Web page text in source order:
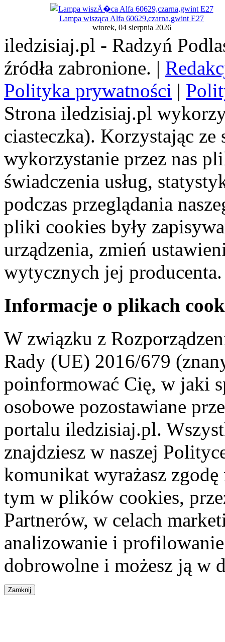
Lampa wisząca Alfa 60629,czarna,gwint E27
wtorek, 04 sierpnia 2026
iledzisiaj.pl - Radzyń
źródła zabronione. |
Polityka prywatności |
Strona iledzisiaj.pl
ciasteczka). Korzystając
wykorzystanie przez nas
świadczenia usług,
podczas przeglądania
pliki cookies były
urządzenia, zmień
wytycznych jej producenta.
Informacje o plikach
W związku z
Rady (UE) 2016/679
poinformować Cię, w jaki
osobowe pozostawiane
portalu iledzisiaj.pl.
znajdziesz w naszej
komunikat wyrażasz
tym w plików cookies,
Partnerów, w celach
analizowanie i
dobrowolne i możesz ją w